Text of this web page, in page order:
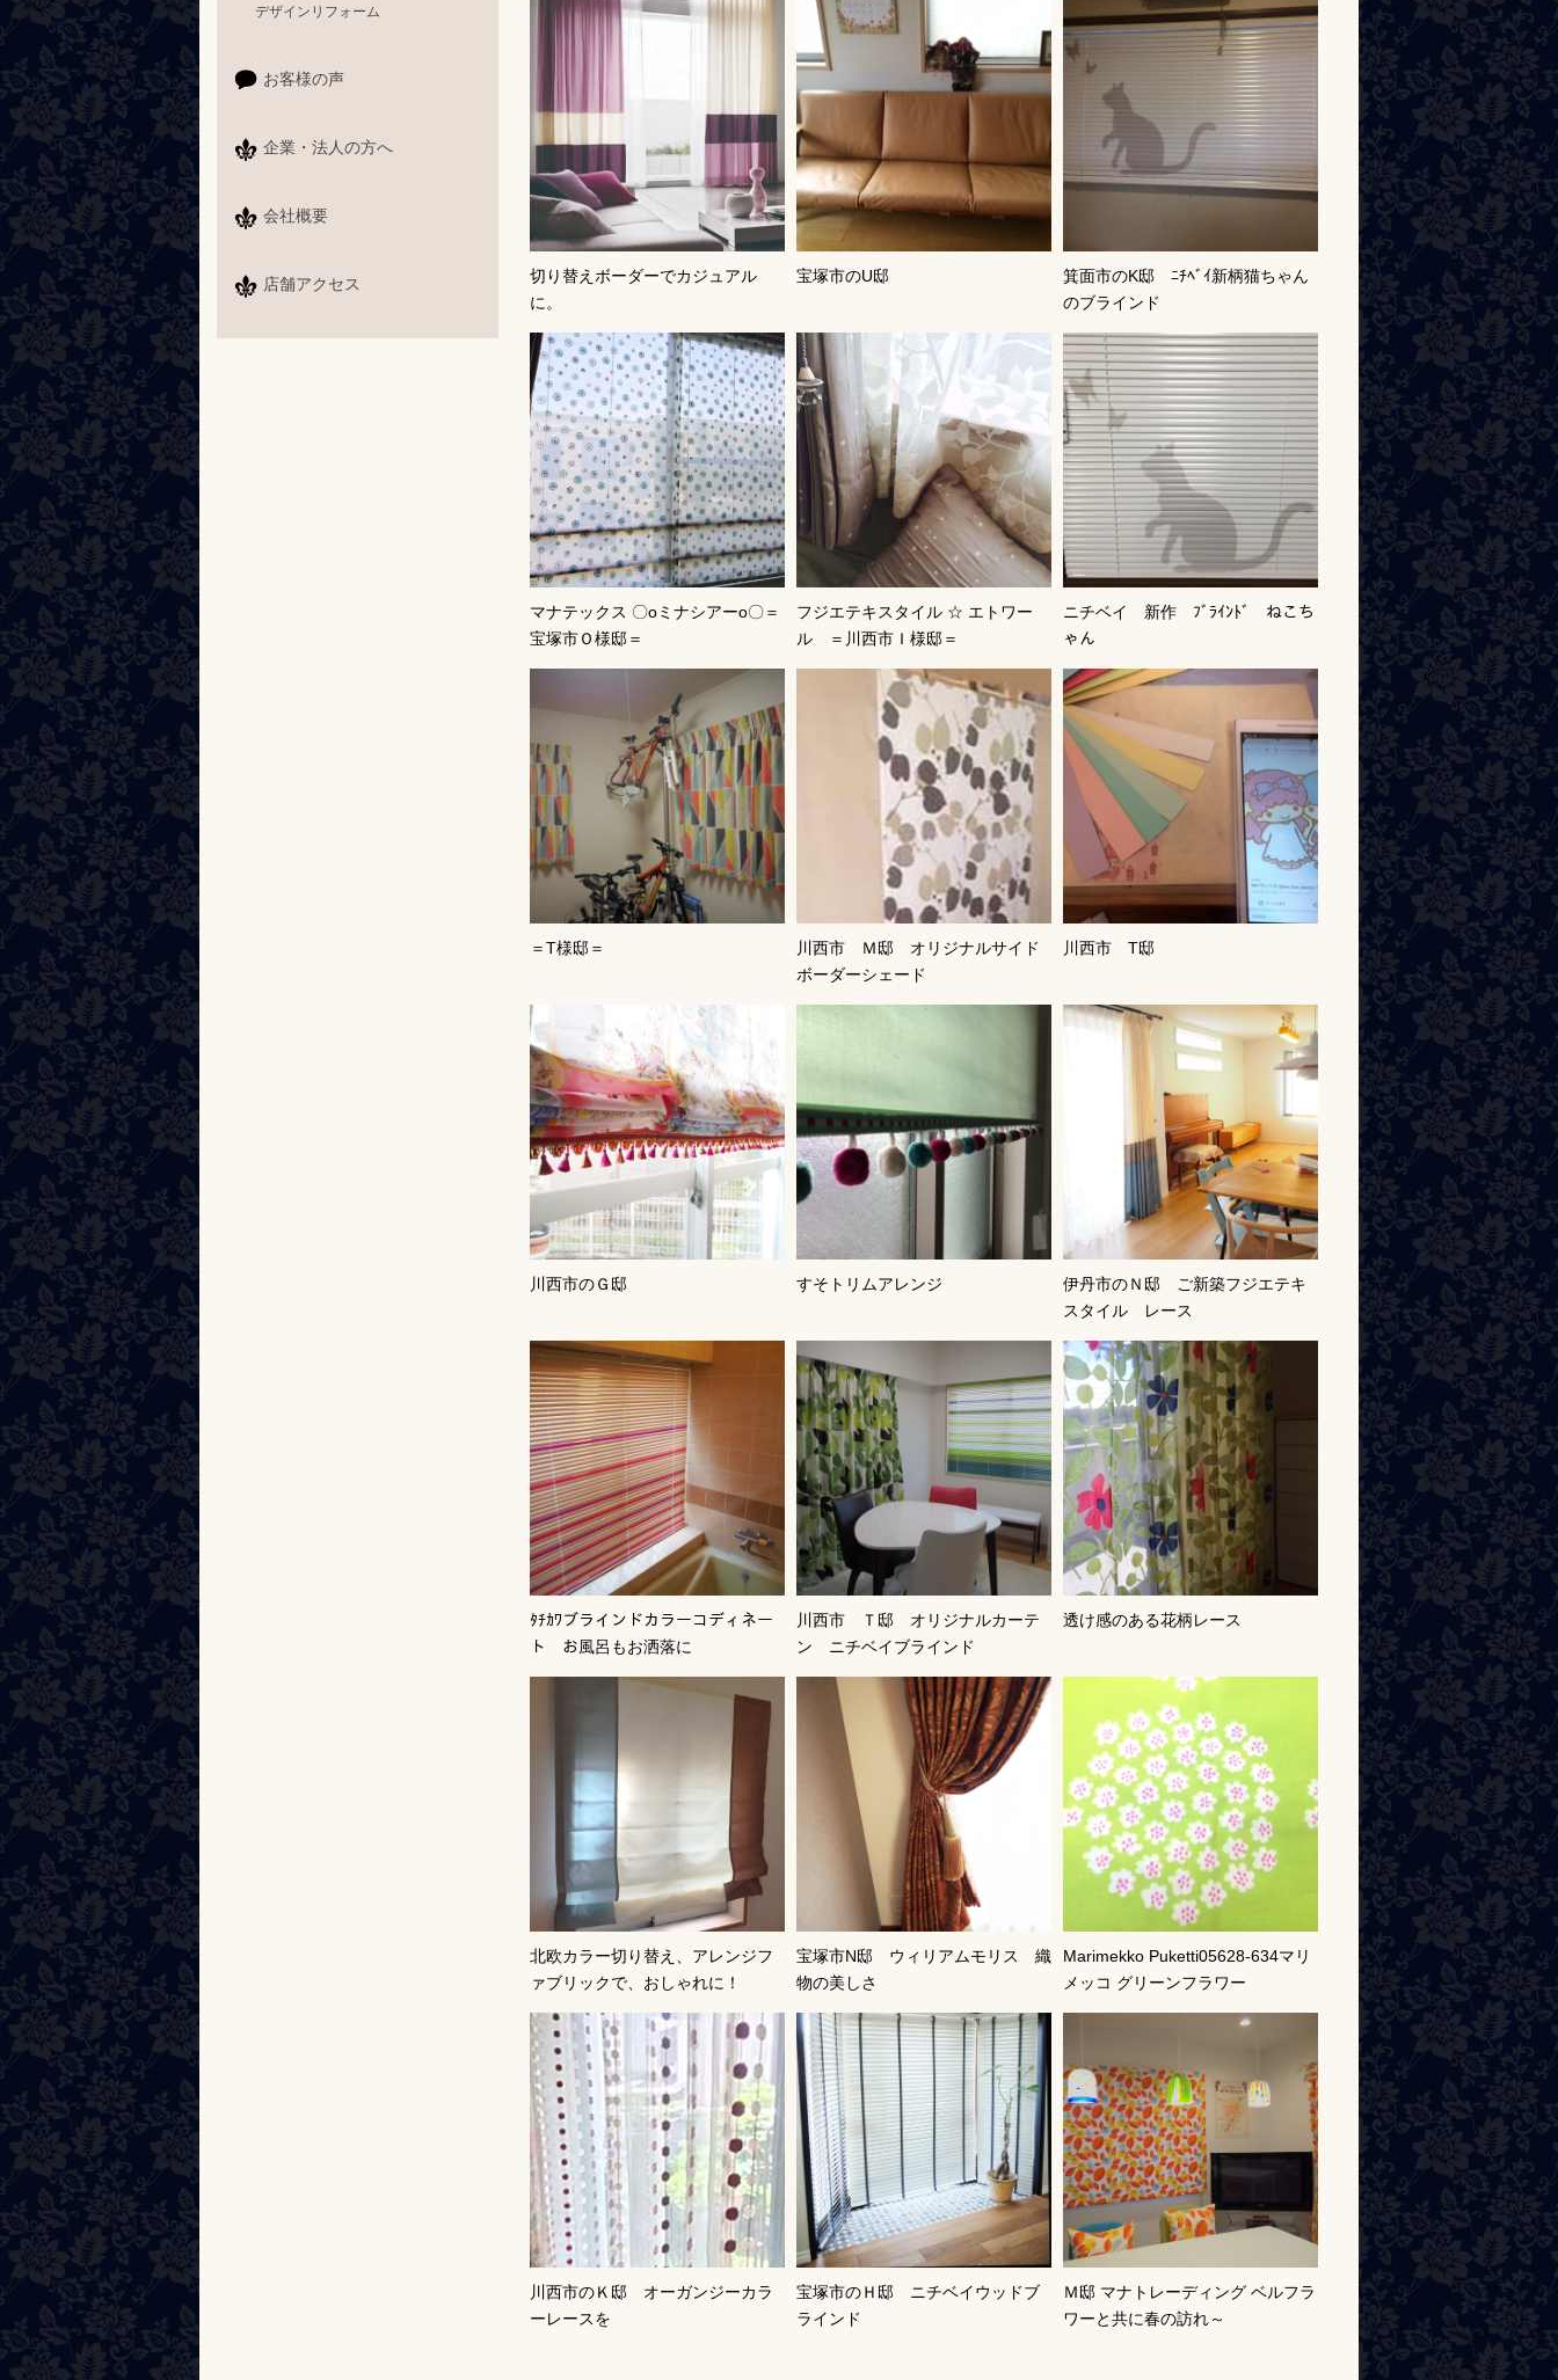
切り替えボーダーでカジュアル
に。
宝塚市のU邸
箕面市のK邸 ﾆﾁﾍﾞｲ新柄猫ちゃん
のブラインド
マナテックス 〇оミナシアーо〇＝
宝塚市Ｏ様邸＝
フジエテキスタイル ☆ エトワー
ル ＝川西市Ｉ様邸＝
ニチベイ 新作 ﾌﾞﾗｲﾝﾄﾞ ねこち
ゃん
＝T様邸＝
川西市 Ｍ邸 オリジナルサイド
ボーダーシェード
川西市 T邸
川西市のＧ邸 すそトリムアレンジ
伊丹市のＮ邸 ご新築フジエテキ
スタイル レース
ﾀﾁｶﾜブラインドカラーコディネー
ト お風呂もお洒落に
川西市 Ｔ邸 オリジナルカーテ
ン ニチベイブラインド
透け感のある花柄レース
北欧カラー切り替え、アレンジフ
ァブリックで、おしゃれに！
宝塚市N邸 ウィリアムモリス 織
物の美しさ
Marimekko Puketti05628-634マリ
メッコ グリーンフラワー
川西市のＫ邸 オーガンジーカラ
ーレースを
宝塚市のＨ邸 ニチベイウッドブ
ラインド
Ｍ邸 マナトレーディング ベルフラ
ワーと共に春の訪れ～
デザインリフォーム
お客様の声
企業・法人の方へ
会社概要
店舗アクセス